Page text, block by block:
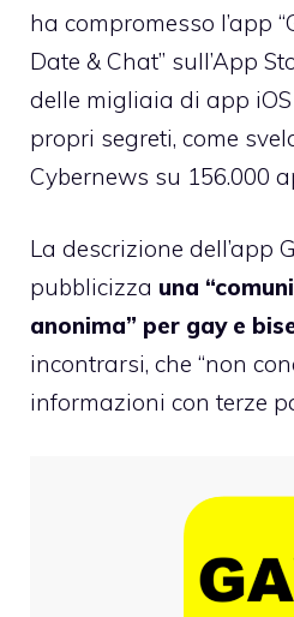
ha compromesso l’app
Date & Chat” sull’App
delle migliaia di app
propri segreti, come
Cybernews su 156.000
La descrizione dell’app
pubblicizza una
anonima” per gay e
incontrarsi, che “non
informazioni con terze